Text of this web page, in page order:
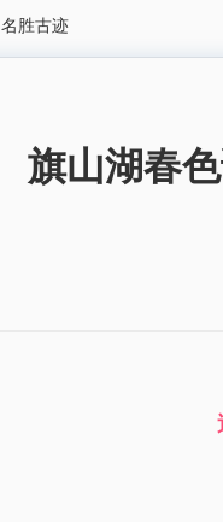
名胜古迹
旗山湖春